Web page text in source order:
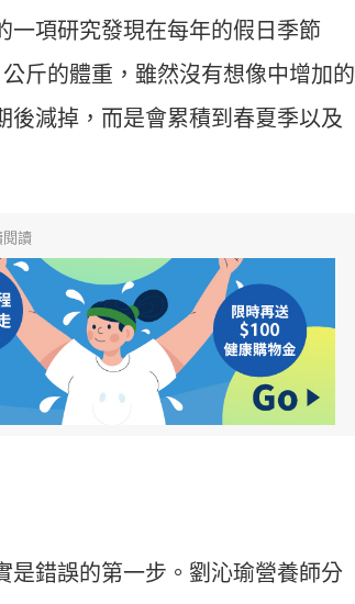
一項研究發現在每年的假日季節
斤的體重，雖然沒有想像中增加的
後減掉，而是會累積到春夏季以及
讀
是錯誤的第一步。劉沁瑜營養師分